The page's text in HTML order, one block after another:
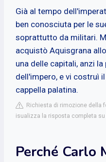
Già al tempo
ben conosciuta per le
soprattutto da militari.
acquistò Aquisgrana
una delle capitali, anzi
dell'impero, e vi costruì
cappella palatina.
Richiesta di rimozione della
isualizza la risposta completa
Perché Carlo